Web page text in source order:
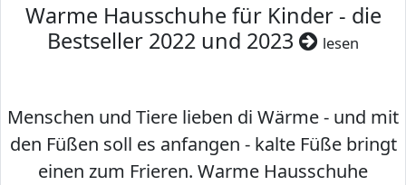
Warme Hausschuhe für Kinder - die
Bestseller 2022 und 2023
lesen
Menschen und Tiere lieben di Wärme - und mit
den Füßen soll es anfangen - kalte Füße bringt
einen zum Frieren. Warme Hausschuhe